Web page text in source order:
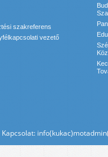
szakreferens
vezető